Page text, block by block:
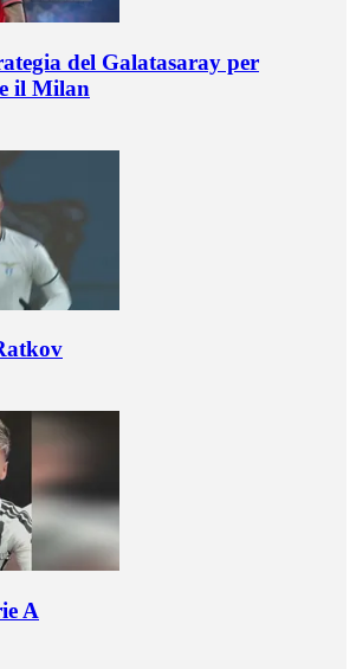
del Galatasaray per
il Milan
A